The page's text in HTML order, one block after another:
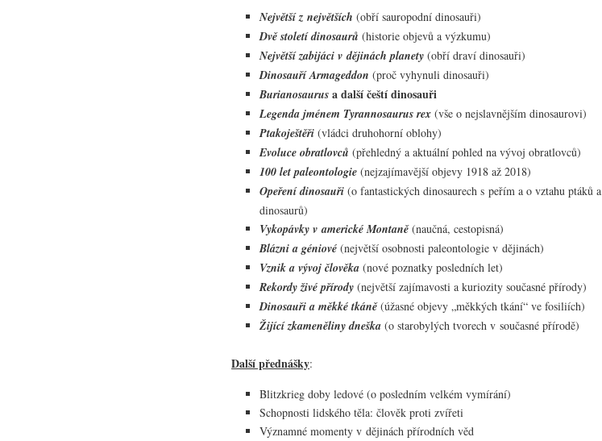
Největší z největších (obří sauropodní dinosauři)
Dvě století dinosaurů (historie objevů a výzkumu)
Největší zabijáci v dějinách planety (obří draví dinosauři)
Dinosauří Armageddon (proč vyhynuli dinosauři)
Burianosaurus a další čeští dinosauři
Legenda jménem Tyrannosaurus rex (vše o nejslavnějším dinosaurovi)
Ptakoještěři (vládci druhohorní oblohy)
Evoluce obratlovců (přehledný a aktuální pohled na vývoj obratlovců)
100 let paleontologie (nejzajímavější objevy 1918 až 2018)
Opeření dinosauři (o fantastických dinosaurech s peřím a o vztahu ptáků a
dinosaurů)
Vykopávky v americké Montaně(naučná, cestopisná)
Blázni a géniové (největší osobnosti paleontologie v dějinách)
Vznik a vývoj člověka (nové poznatky posledních let)
Rekordy živé přírody (největší zajímavosti a kuriozity současné přírody)
Dinosauři a měkké tkáně(úžasné objevy „měkkých tkání“ ve fosiliích)
Žijící zkameněliny dneška (o starobylých tvorech v současné přírodě)
Další přednášky:
Blitzkrieg doby ledové (o posledním velkém vymírání)
Schopnosti lidského těla: člověk proti zvířeti
Významné momenty v dějinách přírodních věd